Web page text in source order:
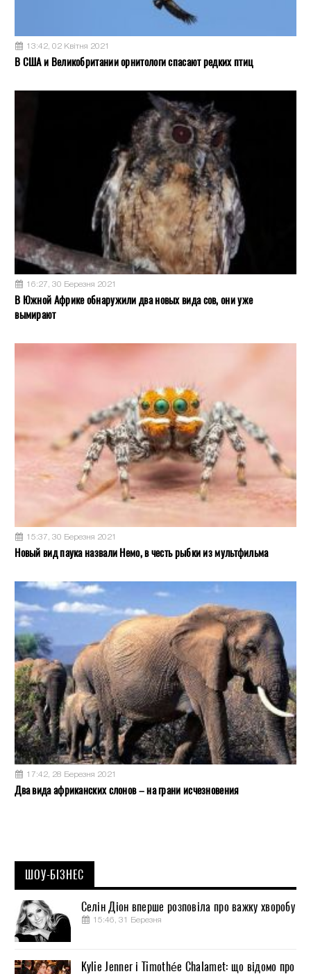
13:42, 02 Квітня 2021
В США и Великобритании орнитологи спасают редких птиц
16:27, 30 Березня 2021
В Южной Африке обнаружили два новых вида сов, они уже
вымирают
15:37, 30 Березня 2021
Новый вид паука назвали Немо, в честь рыбки из мультфильма
17:42, 28 Березня 2021
Два вида африканских слонов – на грани исчезновения
ШОУ-БІЗНЕС
Селін Діон вперше розповіла про важку хворобу
15:46, 31 Березня
Kylie Jenner і Timothée Chalamet: що відомо про